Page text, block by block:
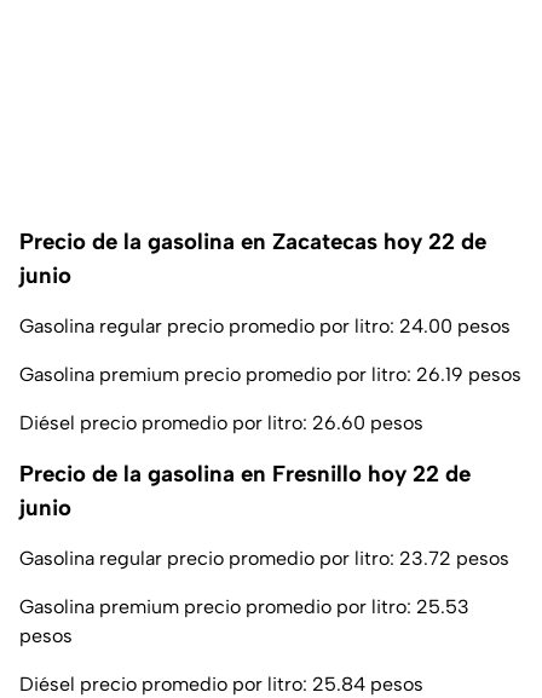
Precio de la gasolina en Zacatecas hoy 22 de
junio
Gasolina regular precio promedio por litro: 24.00 pesos
Gasolina premium precio promedio por litro: 26.19 pesos
Diésel precio promedio por litro: 26.60 pesos
Precio de la gasolina en Fresnillo hoy 22 de
junio
Gasolina regular precio promedio por litro: 23.72 pesos
Gasolina premium precio promedio por litro: 25.53
pesos
Diésel precio promedio por litro: 25.84 pesos